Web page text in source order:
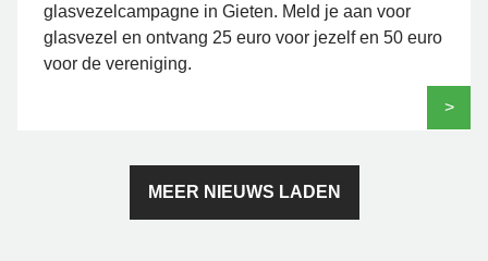
glasvezelcampagne in Gieten. Meld je aan voor
glasvezel en ontvang 25 euro voor jezelf en 50 euro
voor de vereniging.
>
MEER NIEUWS LADEN